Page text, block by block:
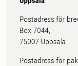
Postadress för
Box 7044,
75007 Uppsala
Postadress för